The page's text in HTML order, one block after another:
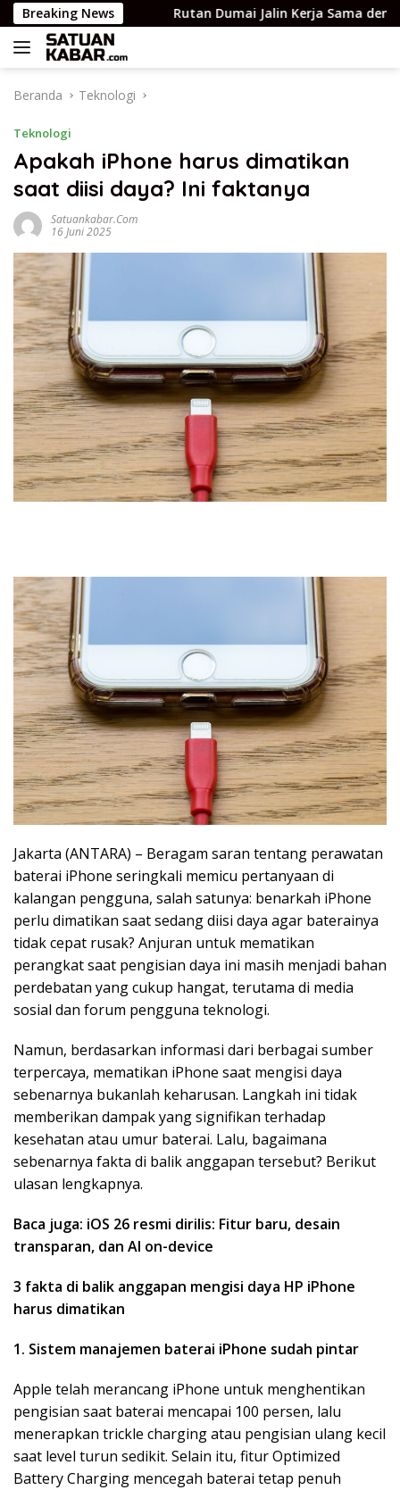
Langsung
ke
konten
Breaking News
usia Rutan Dumai Jalin Kerja Sama dengan
Beranda Teknologi
Teknologi
Apakah iPhone harus dimatikan
saat diisi daya? Ini faktanya
Satuankabar.com
16 Juni 2025
Jakarta (ANTARA) – Beragam saran tentang perawatan
baterai iPhone seringkali memicu pertanyaan di
kalangan pengguna, salah satunya: benarkah iPhone
perlu dimatikan saat sedang diisi daya agar baterainya
tidak cepat rusak? Anjuran untuk mematikan
perangkat saat pengisian daya ini masih menjadi bahan
perdebatan yang cukup hangat, terutama di media
sosial dan forum pengguna teknologi.
Namun, berdasarkan informasi dari berbagai sumber
terpercaya, mematikan iPhone saat mengisi daya
sebenarnya bukanlah keharusan. Langkah ini tidak
memberikan dampak yang signifikan terhadap
kesehatan atau umur baterai. Lalu, bagaimana
sebenarnya fakta di balik anggapan tersebut? Berikut
ulasan lengkapnya.
Baca juga: iOS 26 resmi dirilis: Fitur baru, desain
transparan, dan AI on-device
3 fakta di balik anggapan mengisi daya HP iPhone
harus dimatikan
1. Sistem manajemen baterai iPhone sudah pintar
Apple telah merancang iPhone untuk menghentikan
pengisian saat baterai mencapai 100 persen, lalu
menerapkan trickle charging atau pengisian ulang kecil
saat level turun sedikit. Selain itu, fitur Optimized
Battery Charging mencegah baterai tetap penuh